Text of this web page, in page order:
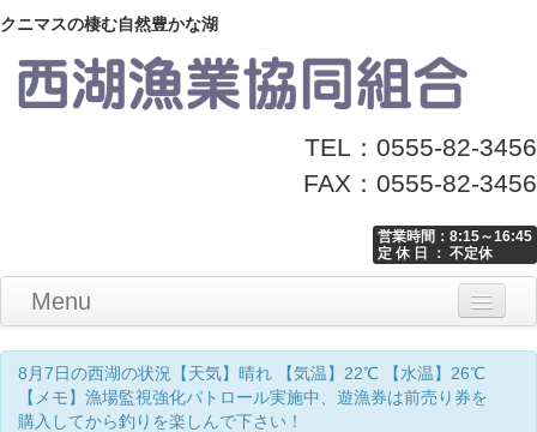
クニマスの棲む自然豊かな湖
TEL：0555-82-3456
FAX：0555-82-3456
営業時間：8:15～16:45
定 休 日 ： 不定休
Menu
Home
釣り情報
マナーとお願い
クニマス展示館
漁協からのお知らせ
お問い合わせ
8月7日の西湖の状況【天気】晴れ 【気温】22℃ 【水温】26℃
【メモ】漁場監視強化パトロール実施中、遊漁券は前売り券を
購入してから釣りを楽しんで下さい！